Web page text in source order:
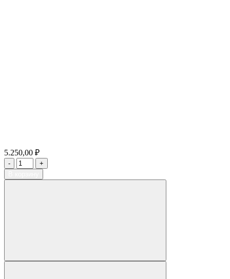
5.250,00 ₽